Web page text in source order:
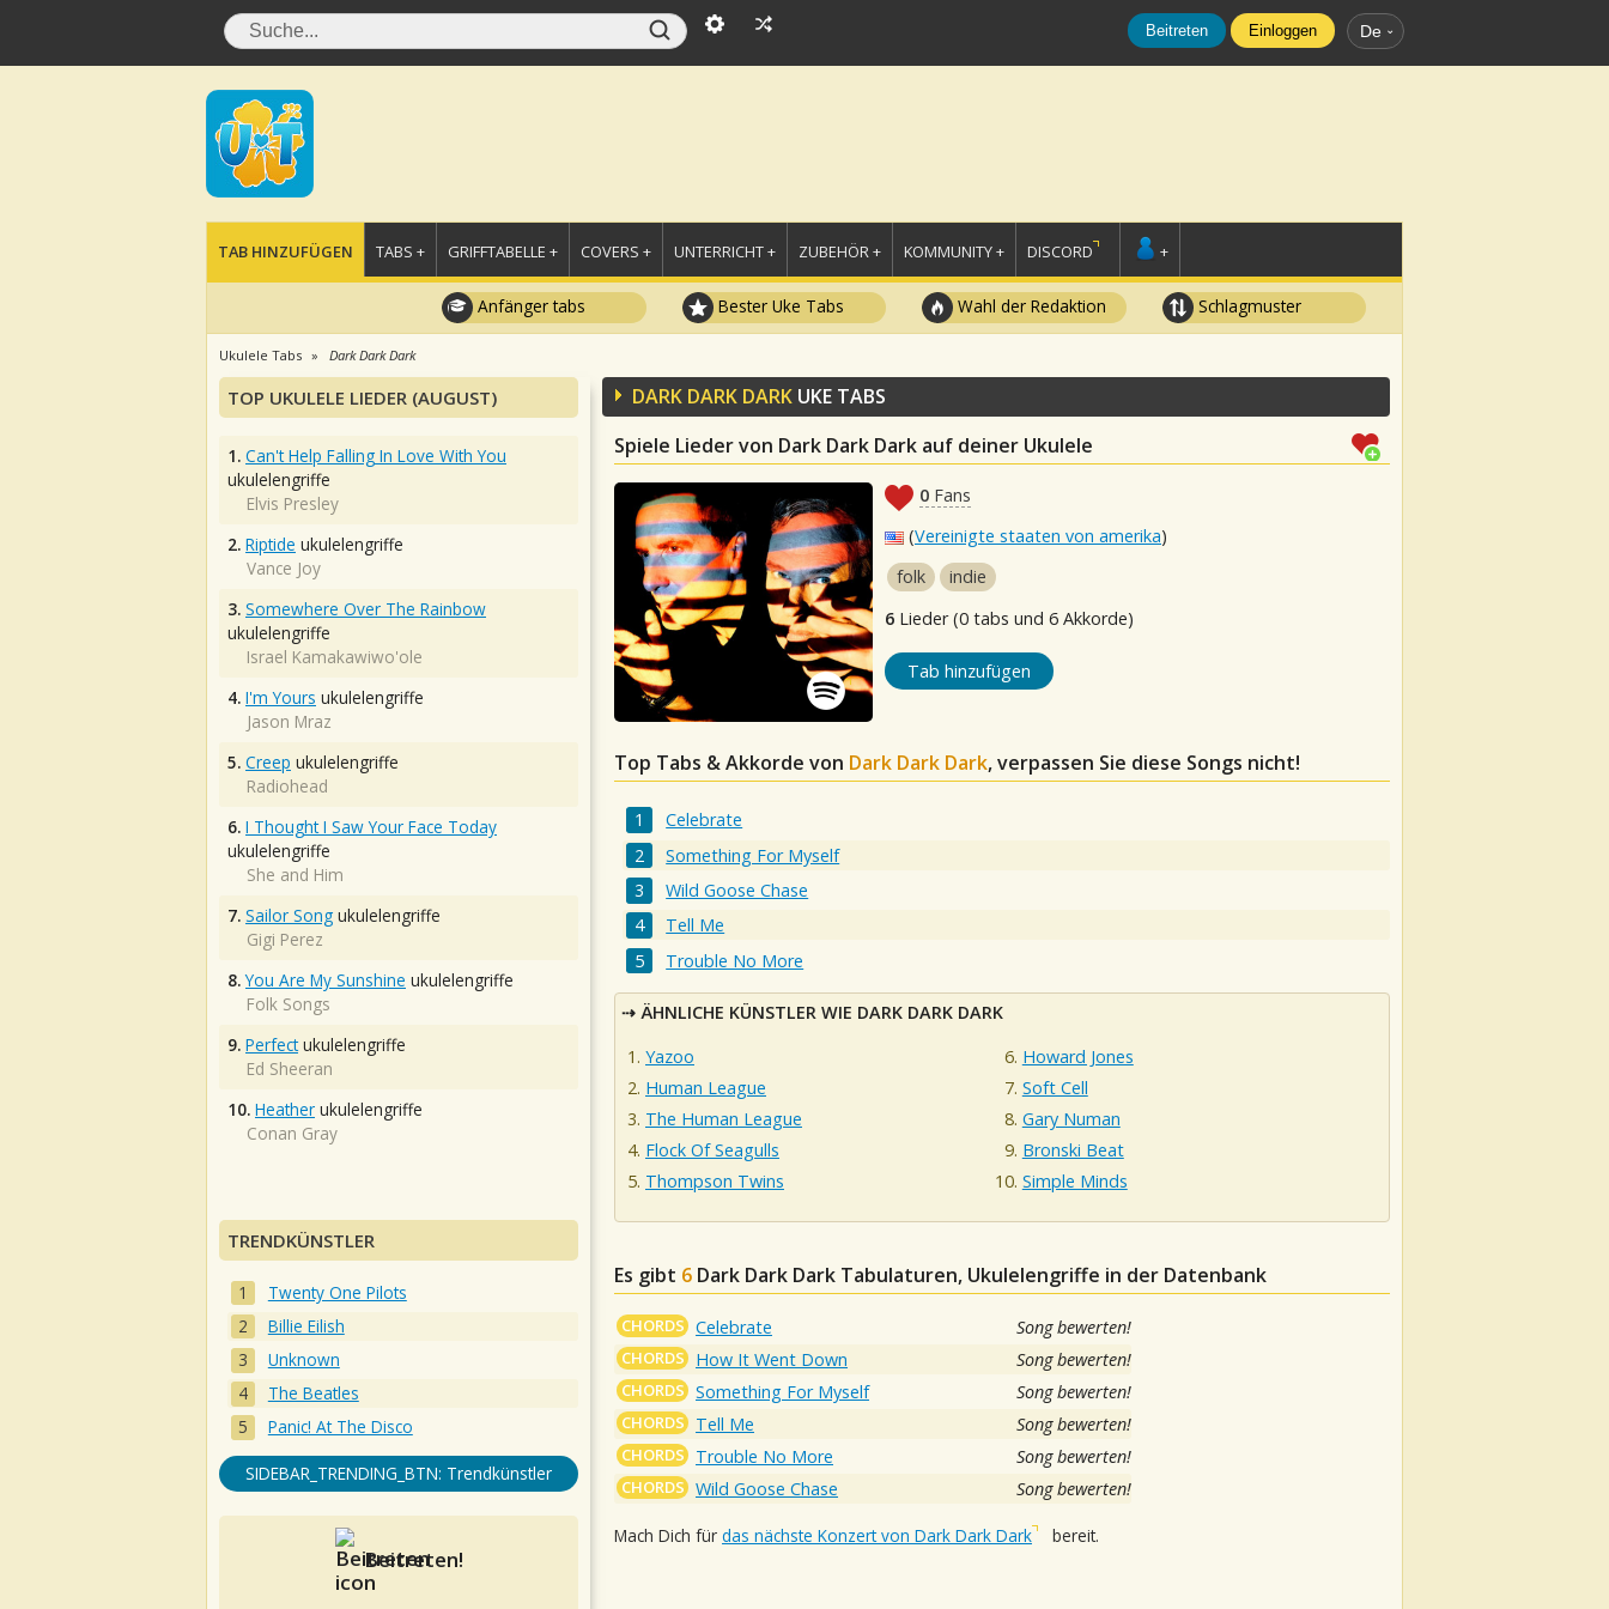
Beitreten Einloggen De
TAB HINZUFÜGEN TABS + GRIFFTABELLE + COVERS + UNTERRICHT + ZUBEHÖR + KOMMUNITY + DISCORD +
Anfänger tabs Bester Uke Tabs Wahl der Redaktion Schlagmuster
Ukulele Tabs Dark Dark Dark
DARK DARK DARK UKE TABS
Spiele Lieder von Dark Dark Dark auf deiner Ukulele
0 Fans
(Vereinigte staaten von amerika)
folk
indie
6 Lieder (0 tabs und 6 Akkorde)
Tab hinzufügen
Top Tabs & Akkorde von Dark Dark Dark, verpassen Sie diese Songs nicht!
Celebrate
Something For Myself
Wild Goose Chase
Tell Me
Trouble No More
ÄHNLICHE KÜNSTLER WIE DARK DARK DARK
Yazoo
Human League
The Human League
Flock Of Seagulls
Thompson Twins
Howard Jones
Soft Cell
Gary Numan
Bronski Beat
Simple Minds
Es gibt 6 Dark Dark Dark Tabulaturen, Ukulelengriffe in der Datenbank
CHORDS Celebrate Song bewerten!
CHORDS How It Went Down Song bewerten!
CHORDS Something For Myself Song bewerten!
CHORDS Tell Me Song bewerten!
CHORDS Trouble No More Song bewerten!
CHORDS Wild Goose Chase Song bewerten!
Mach Dich für das nächste Konzert von Dark Dark Dark bereit.
TOP UKULELE LIEDER (AUGUST)
1. Can't Help Falling In Love With You
ukulelengriffe
Elvis Presley
2. Riptide ukulelengriffe
Vance Joy
3. Somewhere Over The Rainbow
ukulelengriffe
Israel Kamakawiwo'ole
4. I'm Yours ukulelengriffe
Jason Mraz
5. Creep ukulelengriffe
Radiohead
6. I Thought I Saw Your Face Today
ukulelengriffe
She and Him
7. Sailor Song ukulelengriffe
Gigi Perez
8. You Are My Sunshine ukulelengriffe
Folk Songs
9. Perfectukulelengriffe
Ed Sheeran
10. Heather ukulelengriffe
Conan Gray
TRENDKÜNSTLER
Twenty One Pilots
Billie Eilish
Unknown
The Beatles
Panic! At The Disco
SIDEBAR_TRENDING_BTN: Trendkünstler
Beitreten!